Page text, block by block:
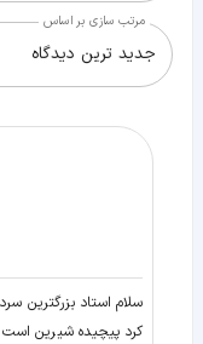
مرتب سازی بر اساس
جدید ترین دیدگاه
سلام استاد بزرگترین
کرد پیچیده شیرین است